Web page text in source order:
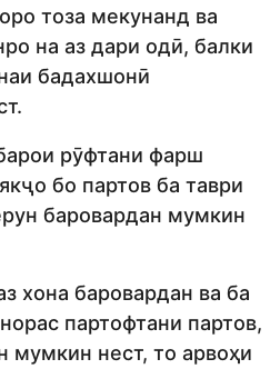
тоза мекунанд ва
на аз дари одӣ, балки
бадахшонӣ
рӯфтани фарш
бо партов ба таври
баровардан мумкин
хона баровардан ва ба
партофтани партов,
мумкин нест, то арвоҳи